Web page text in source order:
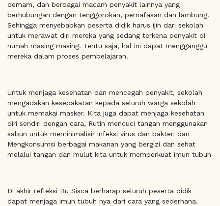
demam, dan berbagai macam penyakit lainnya yang
berhubungan dengan tenggorokan, pernafasan dan lambung.
Sehingga menyebabkan peserta didik harus ijin dari sekolah
untuk merawat diri mereka yang sedang terkena penyakit di
rumah masing masing. Tentu saja, hal ini dapat mengganggu
mereka dalam proses pembelajaran.
Untuk menjaga kesehatan dan mencegah penyakit, sekolah
mengadakan kesepakatan kepada seluruh warga sekolah
untuk memakai masker. Kita juga dapat menjaga kesehatan
diri sendiri dengan cara, Rutin mencuci tangan menggunakan
sabun untuk meminimalisir infeksi virus dan bakteri dan
Mengkonsumsi berbagai makanan yang bergizi dan sehat
melalui tangan dan mulut kita untuk memperkuat imun tubuh
Di akhir refleksi Bu Sisca berharap seluruh peserta didik
dapat menjaga imun tubuh nya dari cara yang sederhana.